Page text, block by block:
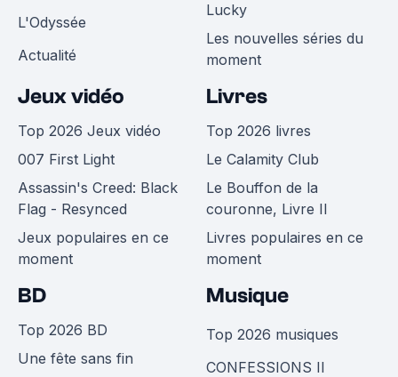
L'Odyssée
Actualité
Lucky
Les nouvelles séries du
moment
Jeux vidéo
Top 2026 Jeux vidéo
007 First Light
Assassin's Creed: Black
Flag - Resynced
Jeux populaires en ce
moment
Livres
Top 2026 livres
Le Calamity Club
Le Bouffon de la
couronne, Livre II
Livres populaires en ce
moment
BD
Top 2026 BD
Une fête sans fin
Musique
Top 2026 musiques
CONFESSIONS II